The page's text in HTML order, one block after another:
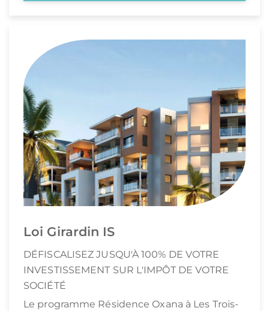
Loi Girardin IS
DÉFISCALISEZ JUSQU'À 100% DE VOTRE
INVESTISSEMENT SUR L'IMPÔT DE VOTRE
SOCIÉTÉ
Le programme Résidence Oxana à Les Trois-